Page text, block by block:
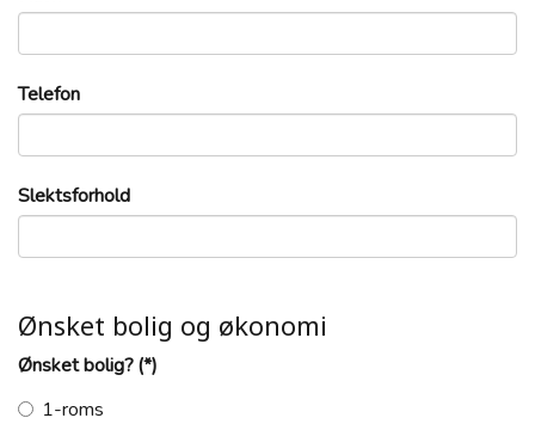
Telefon
Slektsforhold
Ønsket bolig og økonomi
Ønsket bolig?(*)
1-roms